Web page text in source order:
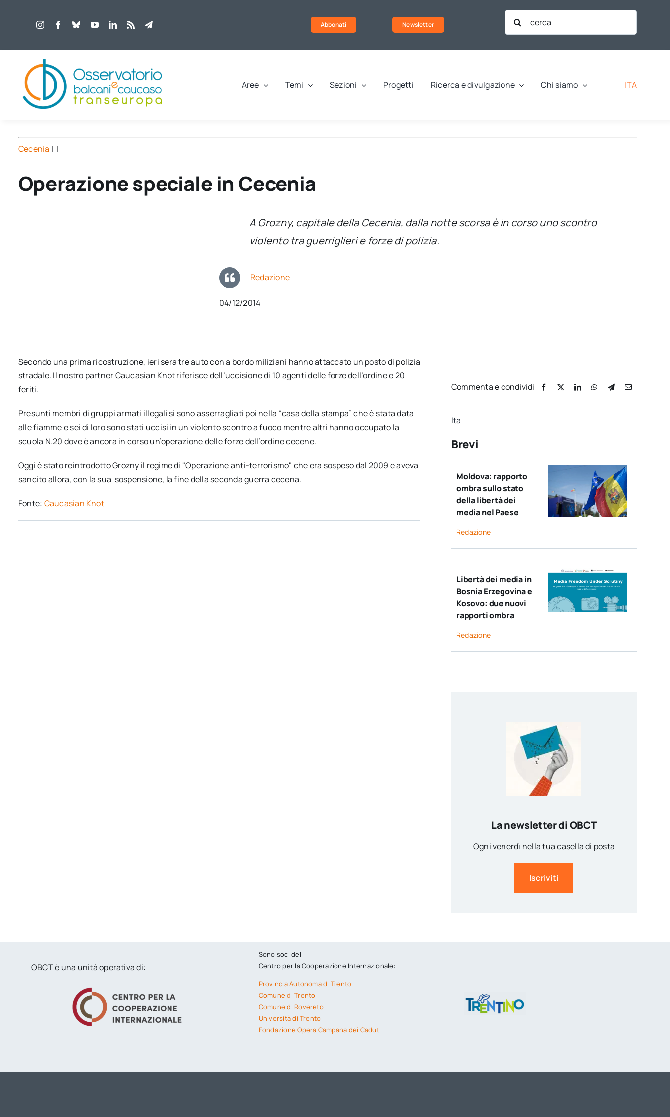
Abbonati Newsletter
Cerca
per:
Aree Temi Sezioni Progetti Ricerca e divulgazione Chi siamo ITA
Cecenia | |
Operazione speciale in Cecenia
A Grozny, capitale della Cecenia, dalla notte scorsa è in corso uno scontro
violento tra guerriglieri e forze di polizia.
Redazione
04/12/2014
Secondo una prima ricostruzione, ieri sera tre auto con a bordo miliziani hanno attaccato un posto di polizia
stradale. Il nostro partner Caucasian Knot riferisce dell’uccisione di 10 agenti delle forze dell’ordine e 20
feriti.
Presunti membri di gruppi armati illegali si sono asserragliati poi nella “casa della stampa” che è stata data
alle fiamme e sei di loro sono stati uccisi in un violento scontro a fuoco mentre altri hanno occupato la
scuola N.20 dove è ancora in corso un’operazione delle forze dell’ordine cecene.
Oggi è stato reintrodotto Grozny il regime di "Operazione anti-terrorismo" che era sospeso dal 2009 e aveva
sancito allora, con la sua sospensione, la fine della seconda guerra cecena.
Fonte: Caucasian Knot
Commenta e condividi
Ita
Brevi
Moldova: rapporto
ombra sullo stato
della libertà dei
media nel Paese
Redazione
Libertà dei media in
Bosnia Erzegovina e
Kosovo: due nuovi
rapporti ombra
Redazione
La newsletter di OBCT
Ogni venerdì nella tua casella di posta
Iscriviti
OBCT è una unità operativa di:
Sono soci del
Centro per la Cooperazione Internazionale:
Provincia Autonoma di Trento
Comune di Trento
Comune di Rovereto
Università di Trento
Fondazione Opera Campana dei Caduti